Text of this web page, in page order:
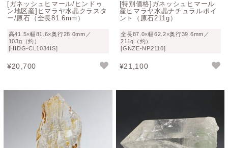
[ガネッシュヒマール/ヒンドゥ
ン地区産]ヒマラヤ水晶クラスタ
ー/原石（全長81.6mm）
高41.5×幅81.6×奥行28.0mm／
103g（約）
[HIDG-CL1034IS]
¥20,700
[特別価格]ガネッシュヒマール
産ヒマラヤ水晶ナチュラルポイ
ント（原石211g）
全長87.0×幅62.2×奥行39.6mm／
211g（約）
[GNZE-NP2110]
¥21,100